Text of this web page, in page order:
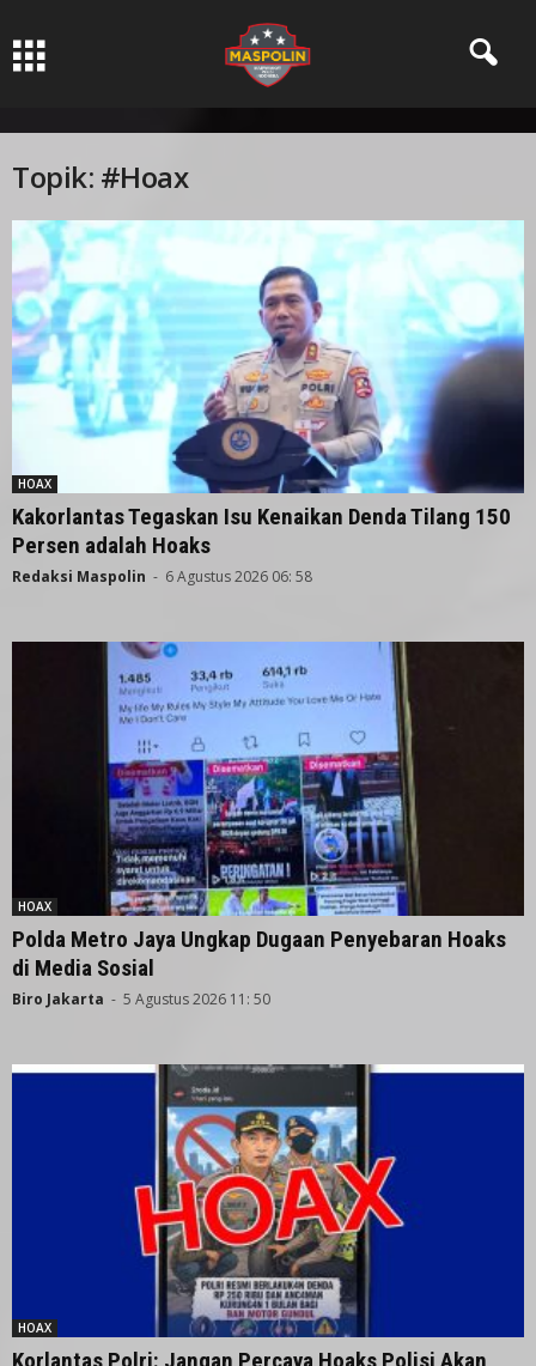
Topik: #Hoax
HOAX
Kakorlantas Tegaskan Isu Kenaikan Denda Tilang 150
Persen adalah Hoaks
Redaksi Maspolin - 6 Agustus 2026 06: 58
HOAX
Polda Metro Jaya Ungkap Dugaan Penyebaran Hoaks
di Media Sosial
Biro Jakarta - 5 Agustus 2026 11: 50
HOAX
Korlantas Polri: Jangan Percaya Hoaks Polisi Akan